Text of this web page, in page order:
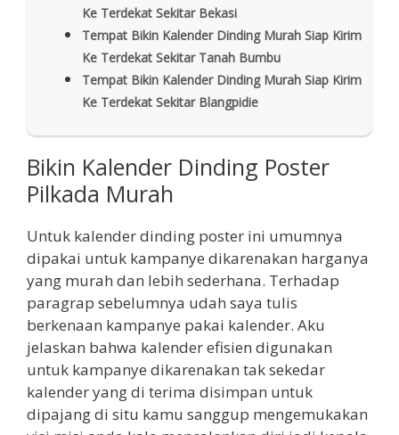
Ke Terdekat Sekitar Bekasi
Tempat Bikin Kalender Dinding Murah Siap Kirim
Ke Terdekat Sekitar Tanah Bumbu
Tempat Bikin Kalender Dinding Murah Siap Kirim
Ke Terdekat Sekitar Blangpidie
Bikin Kalender Dinding Poster
Pilkada Murah
Untuk kalender dinding poster ini umumnya
dipakai untuk kampanye dikarenakan harganya
yang murah dan lebih sederhana. Terhadap
paragrap sebelumnya udah saya tulis
berkenaan kampanye pakai kalender. Aku
jelaskan bahwa kalender efisien digunakan
untuk kampanye dikarenakan tak sekedar
kalender yang di terima disimpan untuk
dipajang di situ kamu sanggup mengemukakan